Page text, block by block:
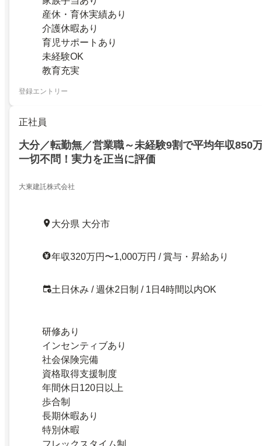
産休・育休実績あり
介護休暇あり
育児サポートあり
未経験OK
教育充実
登録エントリー
正社員
大分／転勤無／営業職～未経験9割で平均年収850
一切不問！実力を正当に評価
大東建託株式会社
大分県 大分市
年収320万円〜1,000万円 / 賞与・昇給あり
土日休み / 週休2日制 / 1日4時間以内OK
研修あり
インセンティブあり
社会保険完備
資格取得支援制度
年間休日120日以上
歩合制
長期休暇あり
特別休暇
フレックスタイム制